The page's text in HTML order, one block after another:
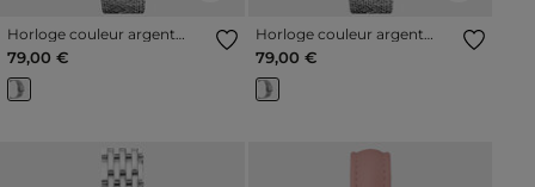
Horloge couleur argent
vrouw
79,00 €
Horloge couleur argent
vrouw
79,00 €